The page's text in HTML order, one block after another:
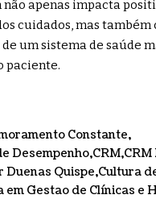
não apenas impacta
cuidados, mas
um sistema de saúde
paciente.
Constante
Desempenho CRM CRM
Duenas Quispe Cultura
em Gestao de Clínicas e